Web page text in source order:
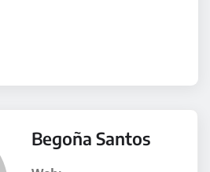
Begoña Santos